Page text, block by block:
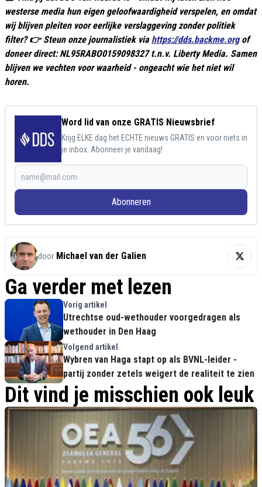
westerse media hun eigen geloofwaardigheid verspelen, en omdat
wij blijven pleiten voor eerlijke verslaggeving zonder politiek
filter? 👉 Steun onze journalistiek viahttps://dds.backme.orgof
doneer direct: NL95RABO0159098327 t.n.v. Liberty Media. Samen
blijven we vechten voor waarheid - ongeacht wie het niet wil
horen.
Word lid van onze GRATIS Nieuwsbrief
Krijg ELKE dag het ECHTE nieuws GRATIS en voor niets in
je inbox. Abonneer je vandaag!
Abonneren
door Michael van der Galien
Ga verder met lezen
Vorig artikel
Utrechtse oud-wethouder voorgedragen als
wethouder in Den Haag
Volgend artikel
Wybren van Haga stapt op als BVNL-leider -
partij zonder zetels weigert de realiteit te zien
Dit vind je misschien ook leuk